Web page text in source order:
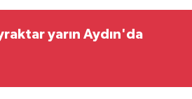
yarın Aydın'da